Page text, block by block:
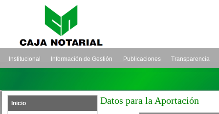
Institucional Información de Gestión Publicaciones Transparencia
Inicio Datos para la Aportación